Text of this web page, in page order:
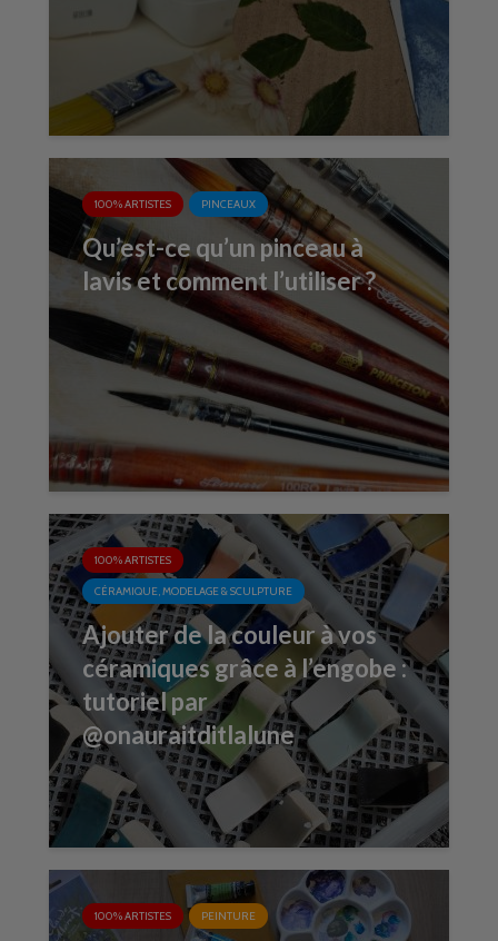
100% ARTISTES PINCEAUX
Qu’est-ce qu’un pinceau à
lavis et comment l’utiliser ?
100% ARTISTES
CÉRAMIQUE, MODELAGE & SCULPTURE
Ajouter de la couleur à vos
céramiques grâce à l’engobe :
tutoriel par
@onauraitditlalune
100% ARTISTES PEINTURE